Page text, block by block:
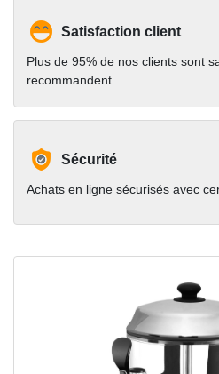
Satisfaction client
Plus de 95% de nos clients sont
recommandent.
Sécurité
Achats en ligne sécurisés avec